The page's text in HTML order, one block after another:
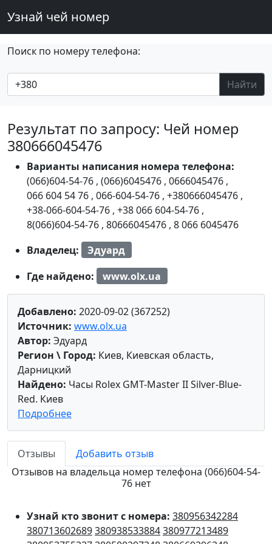
Узнай чей номер
Поиск по номеру телефона:
Найти
Результат по запросу: Чей номер
380666045476
Варианты написания номера телефона:
(066)604-54-76 , (066)6045476 , 0666045476 ,
066 604 54 76 , 066-604-54-76 , +380666045476 ,
+38-066-604-54-76 , +38 066 604-54-76 ,
8(066)604-54-76 , 80666045476 , 8 066 6045476
Владелец:
Эдуард
Где найдено:
www.olx.ua
Добавлено: 2020-09-02 (367252)
Источник: www.olx.ua
Автор: Эдуард
Регион \ Город: Киев, Киевская область,
Дарницкий
Найдено: Часы Rolex GMT-Master II Silver-Blue-
Red. Киев
Подробнее
Отзывы
Добавить отзыв
Отзывов на владельца номер телефона (066)604-54-
76 нет
Узнай кто звонит с номера: 380956342284
380713602689380938533884380977213489